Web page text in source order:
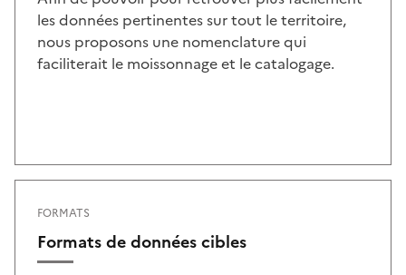
les données pertinentes sur tout le territoire,
nous proposons une nomenclature qui
faciliterait le moissonnage et le catalogage.
Formats de données cibles
FORMATS